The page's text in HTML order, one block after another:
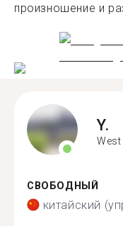
произношение и
Y.
СВОБОДНЫЙ
китайский